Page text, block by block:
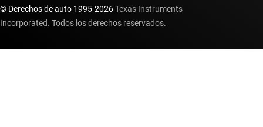
© Derechos de auto 1995-2026Texas Instruments
Incorporated. Todos los derechos reservados.